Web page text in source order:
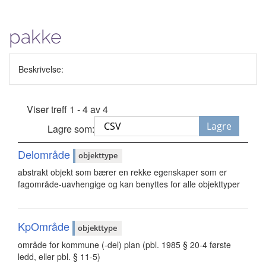
pakke
Beskrivelse:
Viser treff 1 - 4 av 4
Lagre som:
Lagre
Delområde objekttype
abstrakt objekt som bærer en rekke egenskaper som er
fagområde-uavhengige og kan benyttes for alle objekttyper
KpOmråde objekttype
område for kommune (-del) plan (pbl. 1985 § 20-4 første
ledd, eller pbl. § 11-5)